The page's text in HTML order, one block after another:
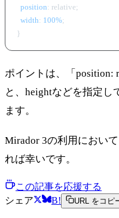
position: relative;
width: 100%;
ポイントは、「position:
と、heightなどを指定し
ます。
Mirador 3の利用におい
れば幸いです。
この記事を応援する
シェア
B! URL をコピ